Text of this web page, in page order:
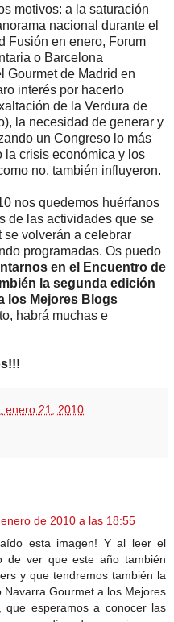
motivos: a la saturación
nacional durante el
Fusión en enero, Forum
o Barcelona
Gourmet de Madrid en
interés por hacerlo
de la Verdura de
la necesidad de generar y
un Congreso lo más
la crisis económica y los
no, también influyeron.
nos quedemos huérfanos
de las actividades que se
se volverán a celebrar
programadas. Os puedo
en el Encuentro de
la segunda edición
los Mejores Blogs
habrá muchas e
enero 21, 2010
de 2010 a las 18:55
esta imagen! Y al leer el
de ver que este año también
y que tendremos también la
Gourmet a los Mejores
que esperamos a conocer las